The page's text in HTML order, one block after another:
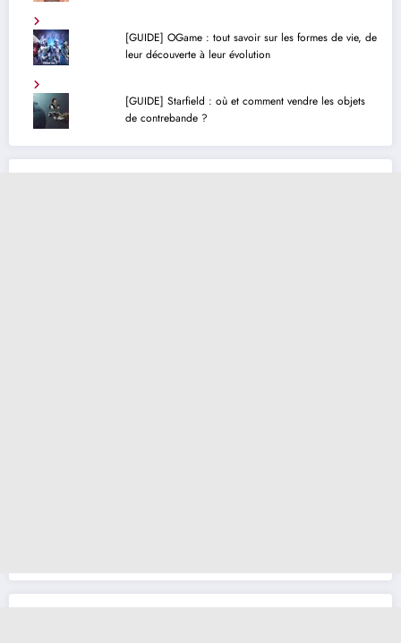
[GUIDE] OGame : tout savoir sur les formes de vie, de
leur découverte à leur évolution
[GUIDE] Starfield : où et comment vendre les objets
de contrebande ?